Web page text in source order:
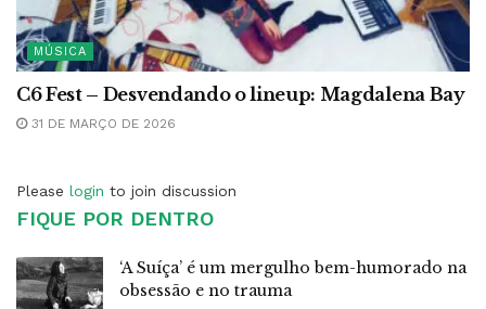
MÚSICA
C6 Fest – Desvendando o lineup: Magdalena Bay
31 DE MARÇO DE 2026
Please login to join discussion
FIQUE POR DENTRO
‘A Suíça’ é um mergulho bem-humorado na
obsessão e no trauma